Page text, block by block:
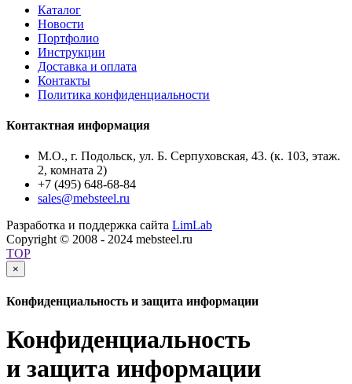
Каталог
Новости
Портфолио
Инструкции
Доставка и оплата
Контакты
Политика конфиденциальности
Контактная информация
М.О., г. Подольск, ул. Б. Серпуховская, 43. (к. 103, этаж.
2, комната 2)
+7 (495) 648-68-84
sales@mebsteel.ru
Разработка и поддержка сайта LimLab
Copyright © 2008 - 2024 mebsteel.ru
TOP
×
Конфиденциальность и защита информации
Конфиденциальность
и защита информации